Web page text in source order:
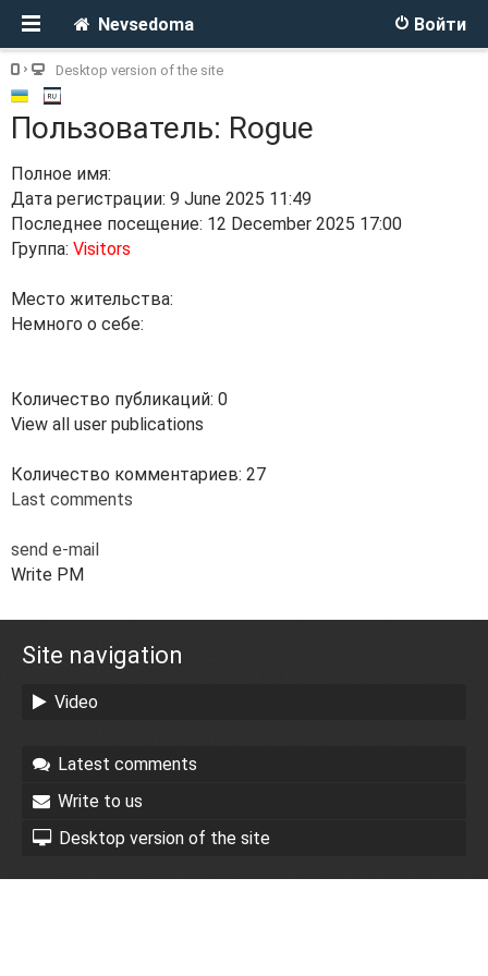
Войти
Nevsedoma
Desktop version of the site
Пользователь: Rogue
Полное имя:
Дата регистрации: 9 June 2025 11:49
Последнее посещение: 12 December 2025 17:00
Группа: Visitors
Место жительства:
Немного о себе:
Количество публикаций: 0
View all user publications
Количество комментариев: 27
Last comments
send e-mail
Write PM
Site navigation
Video
Latest comments
Write to us
Desktop version of the site